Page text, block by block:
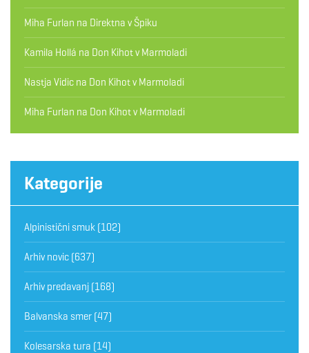
Miha Furlan na Direktna v Špiku
Kamila Hollá na Don Kihot v Marmoladi
Nastja Vidic na Don Kihot v Marmoladi
Miha Furlan na Don Kihot v Marmoladi
Kategorije
Alpinistični smuk (102)
Arhiv novic (637)
Arhiv predavanj (168)
Balvanska smer (47)
Kolesarska tura (14)